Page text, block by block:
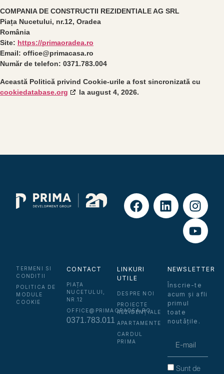
COMPANIA DE CONSTRUCTII REZIDENTIALE AG SRL
Piața Nucetului, nr.12, Oradea
România
Site: https://primaoradea.ro
Email: office@primacasa.ro
Număr de telefon: 0371.783.004
Această Politică privind Cookie-urile a fost sincronizată cu
cookiedatabase.org
la august 4, 2026.
TERMENI SI
CONDITII
POLITICA DE
MODULE
COOKIE
CONTACT
PIAȚA
NUCETULUI,
NR.12
OFFICE@PRIMAORADEA.RO
0371.783.011
LINKURI
UTILE
DESPRE NOI
PROIECTE
REZIDENȚIALE
APARTAMENTE
CARDUL
PRIMA
NEWSLETTER
Înscrie-te
acum și afli
primul
toate
noutățile.
Sunt de